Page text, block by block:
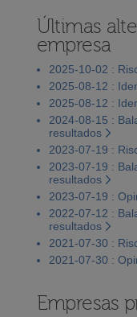
Últimas
empresa
2025-10-02 :
2025-08-12 :
2025-08-12 :
2024-08-15 :
resultados
2023-07-19 :
2023-07-19 :
resultados
2023-07-19 :
2022-07-12 :
resultados
2021-07-30 :
2021-07-30 :
Empresas